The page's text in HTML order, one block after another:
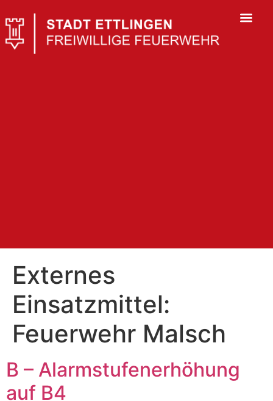
Externes
Einsatzmittel:
Feuerwehr Malsch
B – Alarmstufenerhöhung
auf B4